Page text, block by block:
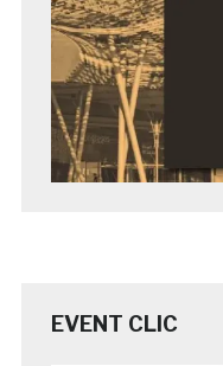
EVENT CLIC